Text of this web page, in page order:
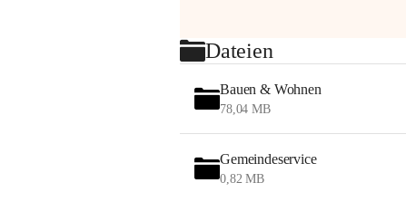
Dateien
Bauen & Wohnen
78,04 MB
Gemeindeservice
0,82 MB